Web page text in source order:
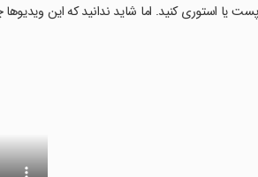
پست یا استوری کنید. اما شاید ندانید که این